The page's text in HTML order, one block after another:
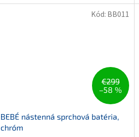
€299
–58 %
BEBÉ nástenná sprchová batéria,
chróm
Kód: BB011